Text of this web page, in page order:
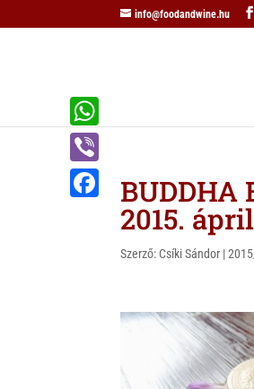
info@foodandwine.hu
BUDDHA
2015.
Szerző: Csíki Sándor |
W
h
a
V